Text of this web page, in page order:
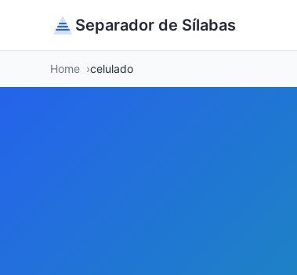
Separador de Sílabas
Home celulado